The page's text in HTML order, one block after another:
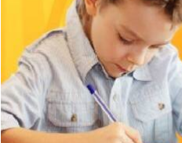
एडवर्टाइज विथ अस
प्राइवेसी पॉलिसी
कॉन्टैक्ट अस
सेंड फीडबैक
अबाउट अस
करियर्स
5
के